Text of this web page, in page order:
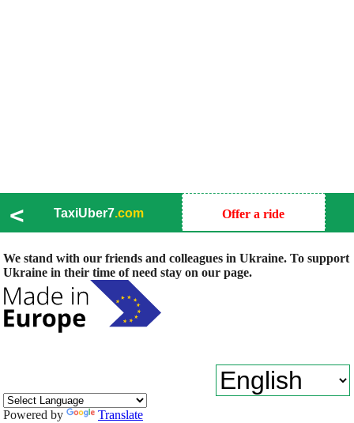
< TaxiUber7.com Offer a ride
We stand with our friends and colleagues in Ukraine. To support
Ukraine in their time of need stay on our page.
Powered by Translate